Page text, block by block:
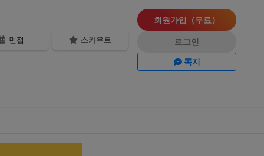
면접 스카우트
회원가입（무료）
로그인
쪽지